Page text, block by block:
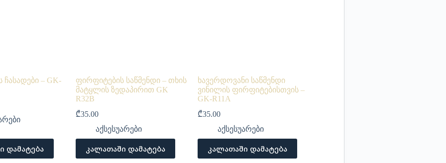
– GK-
დამატება
ფირფიტების საწმენდი – თხის
მატყლის ზედაპირით GK
R32B
₾35.00
აქსესუარები
კალათაში დამატება
ხავერდოვანი საწმენდი
ვინილის ფირფიტებისთვის –
GK-R11A
₾35.00
აქსესუარები
კალათაში დამატება